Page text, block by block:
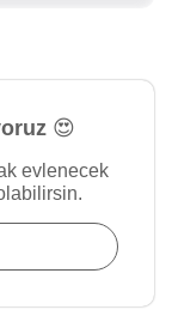
😍
evlenecek